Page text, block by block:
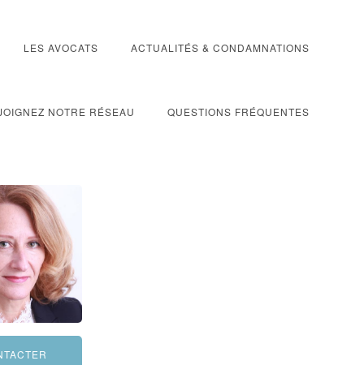
LES AVOCATS ACTUALITÉS & CONDAMNATIONS
NOTRE RÉSEAU QUESTIONS FRÉQUENTES